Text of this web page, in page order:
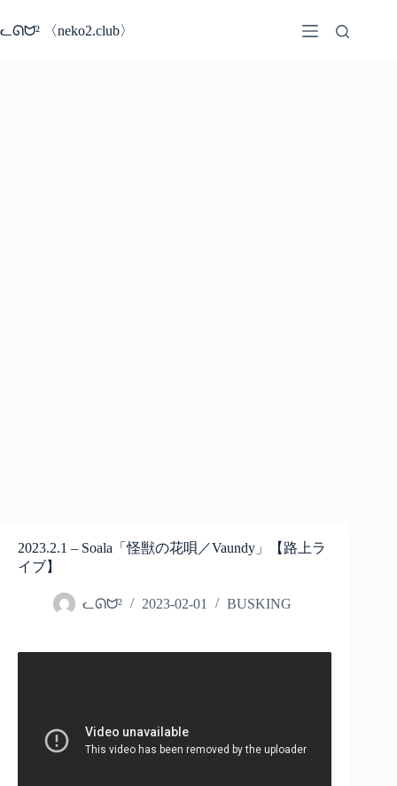
ン
ᓚᘏᗢ² 〈neko2.club〉
2023.2.1 – Soala「怪獣の花唄／Vaundy」【路上ラ
イブ】
ᓚᘏᗢ² 2023-02-01 BUSKING